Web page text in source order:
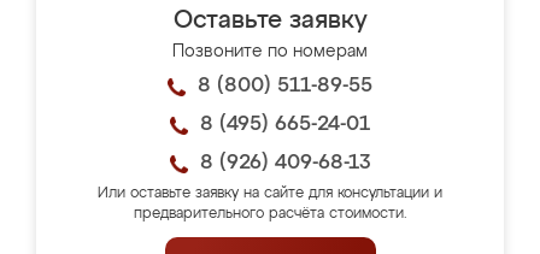
Оставьте заявку
Позвоните по номерам
8 (800) 511-89-55
8 (495) 665-24-01
8 (926) 409-68-13
Или оставьте заявку на сайте для консультации и
предварительного расчёта стоимости.